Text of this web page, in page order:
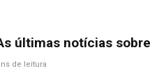
últimas notícias
de leitura